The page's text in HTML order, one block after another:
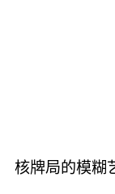
核牌局的模糊